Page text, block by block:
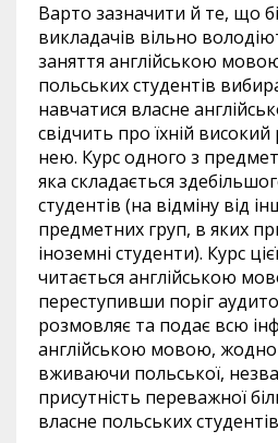
Варто зазначити й те, що
викладачів вільно
заняття англійською
польських студентів
навчатися власне
свідчить про їхній
нею. Курс одного з
яка складається
студентів (на відміну від
предметних груп, в яких
іноземні студенти). Курс
читається англійською
переступивши поріг
розмовляє та подає всю
англійською мовою,
вживаючи польської,
присутність переважної
власне польських